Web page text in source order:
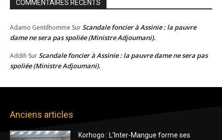
COMMENTAIRES RECENTS
Adamo Gentilhomme SurScandale foncier à Assinie : la pauvre
dame ne sera pas spoliée (Ministre Adjoumani).
Addih SurScandale foncier à Assinie : la pauvre dame ne sera pas
spoliée (Ministre Adjoumani).
Anciens articles
Korhogo : L’Inter-Mangue forme ses